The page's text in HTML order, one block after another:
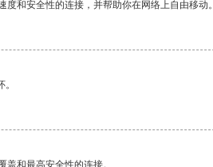
和安全性的连接，并帮助你在网络上自由移动。
和最高安全性的连接。